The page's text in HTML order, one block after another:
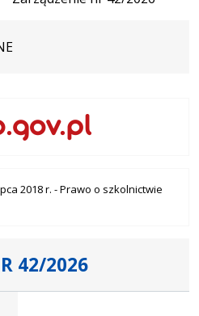
2018 r. - Prawo o szkolnictwie
42/2026